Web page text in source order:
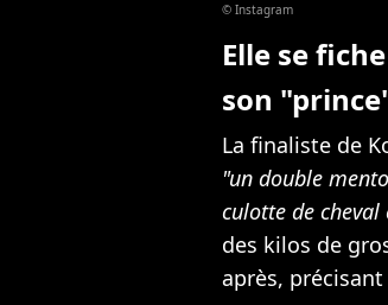
© Instagram
Elle se
son
La finaliste de
"un double
culotte de cheval
des kilos de
après,